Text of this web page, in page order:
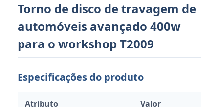
Torno de disco de travagem de
automóveis avançado 400w
para o workshop T2009
Especificações do produto
Atributo Valor